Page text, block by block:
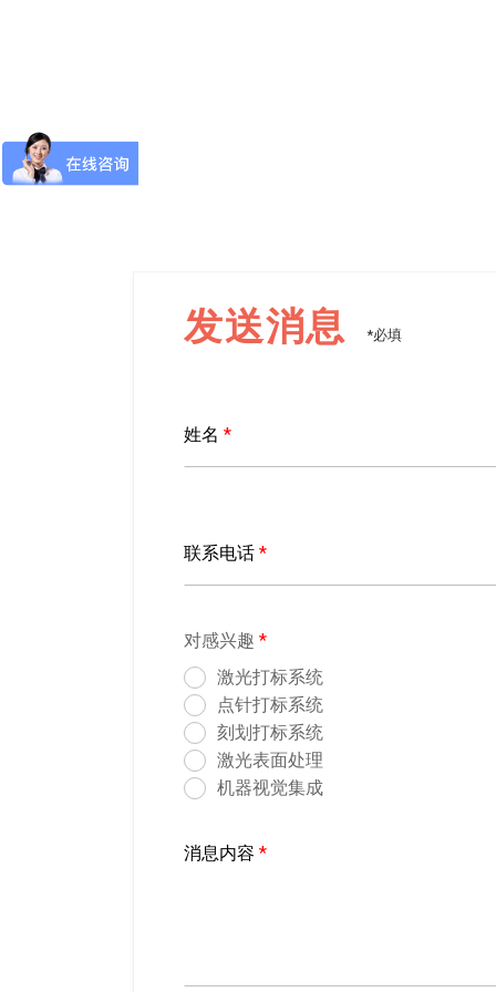
发送消息 *必填
姓名 *
联系电话 *
对感兴趣 *
激光打标系统
点针打标系统
刻划打标系统
激光表面处理
机器视觉集成
消息内容 *